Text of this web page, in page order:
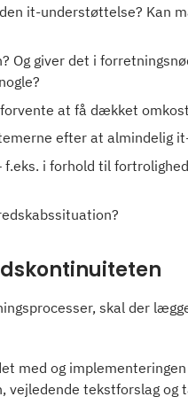
it-understøttelse? Kan
giver det i
at få dækket
efter at almindelig
i forhold til
skal der
med og
vejledende tekstforslag og